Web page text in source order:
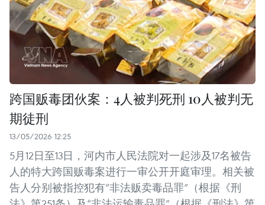
跨国贩毒团伙案：4人被判死刑 10人被判无
期徒刑
13/05/2026 12:25
5月12日至13日，河内市人民法院对一起涉及17名被告
人的特大跨国贩毒案进行一审公开开庭审理。相关被
告人分别被指控犯有“非法贩卖毒品罪”（根据《刑